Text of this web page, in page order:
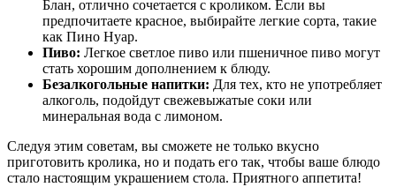
Блан, отлично сочетается с кроликом. Если вы
предпочитаете красное, выбирайте легкие сорта, такие
как Пино Нуар.
Пиво: Легкое светлое пиво или пшеничное пиво могут
стать хорошим дополнением к блюду.
Безалкогольные напитки: Для тех, кто не употребляет
алкоголь, подойдут свежевыжатые соки или
минеральная вода с лимоном.
Следуя этим советам, вы сможете не только вкусно
приготовить кролика, но и подать его так, чтобы ваше блюдо
стало настоящим украшением стола. Приятного аппетита!